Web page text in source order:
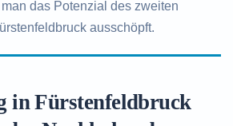
das Potenzial des zweiten
ausschöpft.
in Fürstenfeldbruck